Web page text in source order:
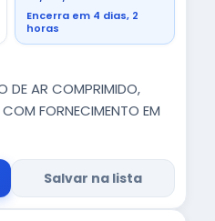
Encerra em 4 dias, 2
horas
DE AR COMPRIMIDO,
FORNECIMENTO EM
Salvar na lista